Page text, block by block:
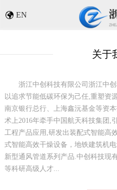
EN
关于
浙江中创科技有限公司 浙江中
以追求节能低碳环保为己任,重塑资
南京银行总行、上海鑫沅基金等资
术上2016年牵手中国航天科技集团,
工程产品应用,研发出装配式智能高
式智能高效干燥设备，地铁建筑机
新型通风管道系列产品.中创科技现
等科研高级人才...